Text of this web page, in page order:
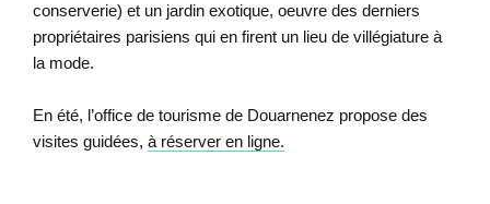
conserverie) et un jardin exotique, oeuvre des derniers
propriétaires parisiens qui en firent un lieu de villégiature à
la mode.
En été, l’office de tourisme de Douarnenez propose des
visites guidées, à réserver en ligne.